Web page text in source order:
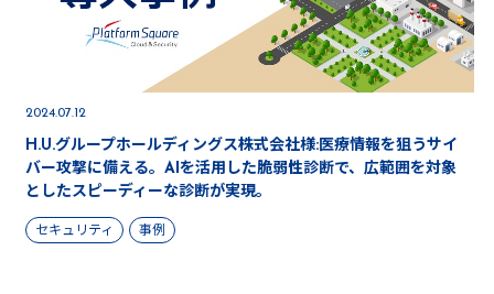
2024.07.12
H.U.グループホールディングス株式会社様:医療情報を狙うサイ
バー攻撃に備える。AIを活用した脆弱性診断で、広範囲を対象
としたスピーディーな診断が実現。
セキュリティ 事例